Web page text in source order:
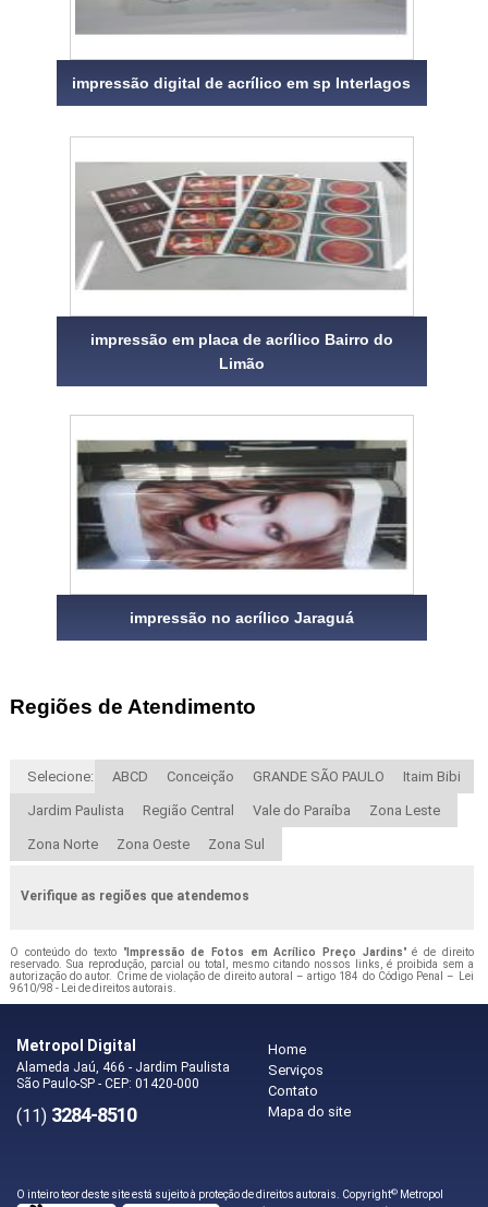
impressão digital de acrílico em sp Interlagos
impressão em placa de acrílico Bairro do
Limão
impressão no acrílico Jaraguá
Regiões de Atendimento
Selecione: ABCD Conceição GRANDE SÃO PAULO Itaim Bibi
Jardim Paulista Região Central Vale do Paraíba Zona Leste
Zona Norte Zona Oeste Zona Sul
Verifique as regiões que atendemos
O conteúdo do texto "Impressão de Fotos em Acrílico Preço Jardins" é de direito
reservado. Sua reprodução, parcial ou total, mesmo citando nossos links, é proibida sem a
autorização do autor. Crime de violação de direito autoral – artigo 184 do Código Penal –
Lei
9610/98 - Lei de direitos autorais.
Metropol Digital
Alameda Jaú, 466 - Jardim Paulista
São Paulo-SP - CEP: 01420-000
(11) 3284-8510
Home
Serviços
Contato
Mapa do site
O inteiro teor deste site está sujeito à proteção de direitos autorais. Copyright© Metropol